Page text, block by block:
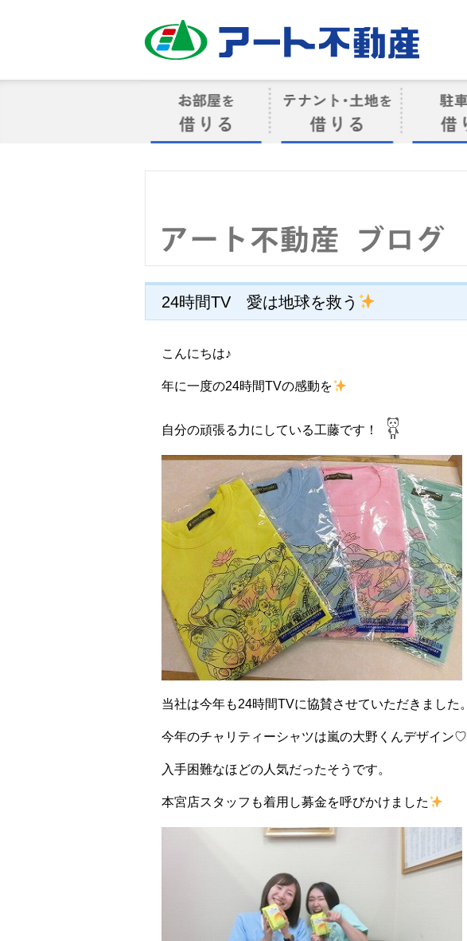
24時間TV 愛は地球を救う
こんにちは♪
年に一度の24時間TVの感動を
自分の頑張る力にしている工藤です！
当社は今年も24時間TVに協賛させていただきました。
今年のチャリティーシャツは嵐の大野くんデザイン♡
入手困難なほどの人気だったそうです。
本宮店スタッフも着用し募金を呼びかけました